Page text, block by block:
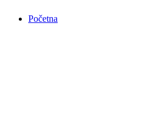
Početna